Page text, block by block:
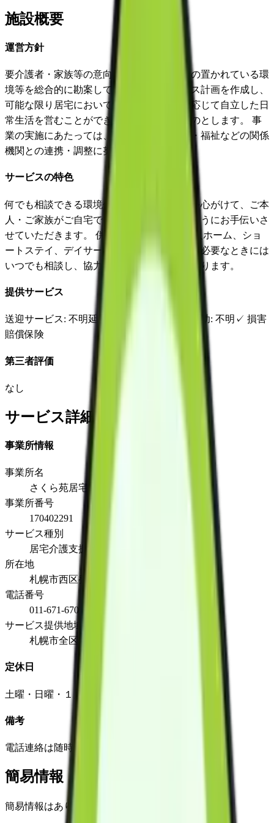
施設概要
運営方針
要介護者・家族等の意向、心身の状況、その置かれている環
境等を総合的に勘案して適切な介護サービス計画を作成し、
可能な限り居宅においてその有する能力に応じて自立した日
常生活を営むことができるよう支援するものとします。 事
業の実施にあたっては、地域の保健・医療・福祉などの関係
機関との連携・調整に努めます。
サービスの特色
何でも相談できる環境作りと、迅速な対応を心がけて、ご本
人・ご家族がご自宅でいつも笑顔で過せるようにお手伝いさ
せていただきます。 併設施設に特別養護老人ホーム、ショ
ートステイ、デイサービスセンターがあり、必要なときには
いつでも相談し、協力できる体制が整っております。
提供サービス
送迎サービス: 不明延長サービス 自宅援助: 不明 ✓ 損害
賠償保険
第三者評価
なし
サービス詳細
事業所情報
事業所名
さくら苑居宅介護支援事業所
事業所番号
170402291
サービス種別
居宅介護支援
所在地
札幌市西区発寒１７条３丁目4番３０号
電話番号
011-671-6700
サービス提供地域
札幌市全区
定休日
土曜・日曜・１月１日
備考
電話連絡は随時。
簡易情報
簡易情報はありません